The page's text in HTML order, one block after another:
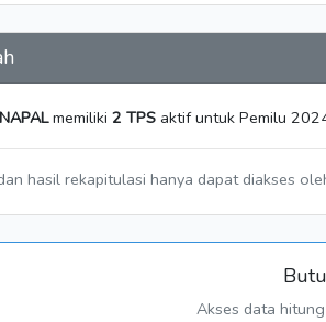
memiliki 2 TPS aktif untuk Pemilu
hasil rekapitulasi hanya dapat diakses
Akses data